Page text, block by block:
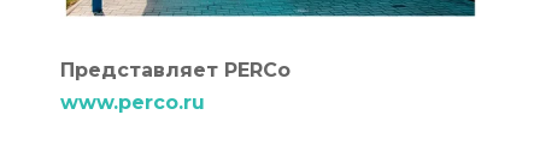
Представляет PERCo
www.perco.ru